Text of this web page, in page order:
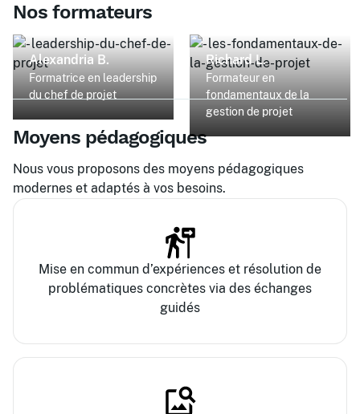
Nos formateurs
Alexandria B.
Formatrice en leadership
du chef de projet
Richard L.
Formateur en
fondamentaux de la
gestion de projet
Moyens pédagogiques
Nous vous proposons des moyens pédagogiques
modernes et adaptés à vos besoins.
Mise en commun d’expériences et résolution de
problématiques concrètes via des échanges
guidés